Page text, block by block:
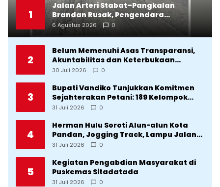
1
Jalan Arteri Stabat–Pangkalan
Brandan Rusak, Pengendara
Terancam Celaka
6 Agustus 2026 0
2
Belum Memenuhi Asas Transparansi,
Akuntabilitas dan Keterbukaan
Informasi, DPRD Tolak Ranperda
2025
30 Juli 2026 0
3
Bupati Vandiko Tunjukkan Komitmen
Sejahterakan Petani: 189 Kelompok
Tani Terima Bibit dan Alsintan
31 Juli 2026 0
4
Herman Hulu Soroti Alun-alun Kota
Pandan, Jogging Track, Lampu Jalan
Lingkar Kota yang Tak Terurus
31 Juli 2026 0
5
Kegiatan Pengabdian Masyarakat di
Puskemas Sitadatada
31 Juli 2026 0